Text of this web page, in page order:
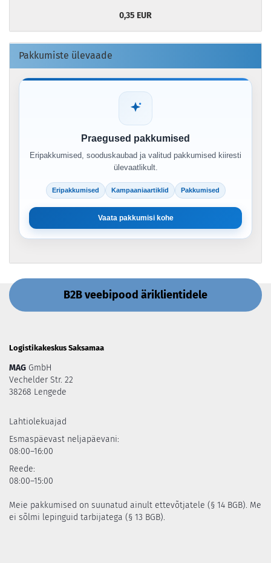
0,35 EUR
Pakkumiste ülevaade
Praegused pakkumised
Eripakkumised, sooduskaubad ja valitud pakkumised kiiresti
ülevaatlikult.
Eripakkumised Kampaaniaartiklid Pakkumised
Vaata pakkumisi kohe
B2B veebipood äriklientidele
Logistikakeskus Saksamaa
MAG GmbH
Vechelder Str. 22
38268 Lengede
Lahtiolekuajad
Esmaspäevast neljapäevani:
08:00–16:00
Reede:
08:00–15:00
Meie pakkumised on suunatud ainult ettevõtjatele (§ 14 BGB). Me
ei sõlmi lepinguid tarbijatega (§ 13 BGB).